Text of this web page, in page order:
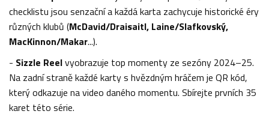
checklistu jsou senzační a každá karta zachycuje historické éry
různých klubů (McDavid/Draisaitl, Laine/Slafkovský,
MacKinnon/Makar...).
- Sizzle Reelvyobrazuje top momenty ze sezóny 2024–25.
Na zadní straně každé karty s hvězdným hráčem je QR kód,
který odkazuje na video daného momentu. Sbírejte prvních 35
karet této série.